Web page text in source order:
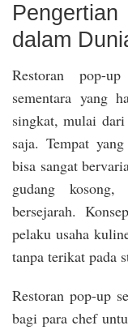
dalam
Restoran pop-
sementara yang
singkat, mulai dari
saja. Tempat
bisa sangat
gudang
bersejarah.
pelaku usaha
tanpa terikat pada
Restoran pop-up
bagi para chef